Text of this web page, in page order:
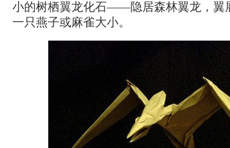
小的树栖翼龙化石——隐居森林翼龙，翼
一只燕子或麻雀大小。